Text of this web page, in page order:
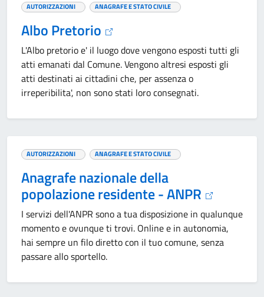
AUTORIZZAZIONI
ANAGRAFE E STATO CIVILE
Albo Pretorio
L'Albo pretorio e' il luogo dove vengono esposti tutti gli
atti emanati dal Comune. Vengono altresi esposti gli
atti destinati ai cittadini che, per assenza o
irreperibilita', non sono stati loro consegnati.
AUTORIZZAZIONI ANAGRAFE E STATO CIVILE
Anagrafe nazionale della
popolazione residente - ANPR
I servizi dell'ANPR sono a tua disposizione in qualunque
momento e ovunque ti trovi. Online e in autonomia,
hai sempre un filo diretto con il tuo comune, senza
passare allo sportello.